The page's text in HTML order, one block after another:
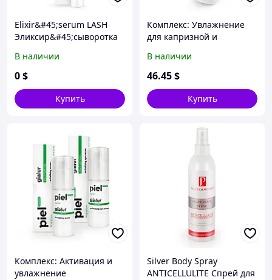
Elixir&#45;serum LASH
Эликсир&#45;сыворотка
роста ресниц и бровей
В наличии
0$
Купить
Комплекс: Увлажнение
для капризной и
В наличии
46.45$
Купить
Комплекс: Активация и
увлажнение
Silver Body Spray
ANTICELLULITE Спрей для